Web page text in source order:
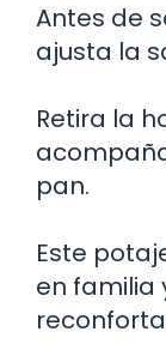
Antes de
ajusta la
Retira la
pan.
Este
en familia